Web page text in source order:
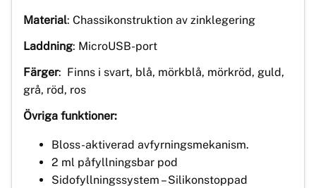
Material: Chassikonstruktion av zinklegering
Laddning: MicroUSB-port
Färger: Finns i svart, blå, mörkblå, mörkröd, guld,
grå, röd, ros
Övriga funktioner:
Bloss-aktiverad avfyrningsmekanism.
2 ml påfyllningsbar pod
Sidofyllningssystem – Silikonstoppad